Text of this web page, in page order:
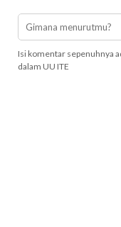
Isi komentar sepenuhnya
dalam UU ITE